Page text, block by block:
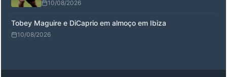
10/08/2026
Tobey Maguire e DiCaprio em almoço em Ibiza
10/08/2026